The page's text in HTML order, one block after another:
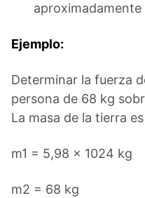
aproximadamente
Ejemplo:
Determinar la fuerza
persona de 68 kg
La masa de la tierra
m1 = 5,98 x 1024 kg
m2 = 68 kg